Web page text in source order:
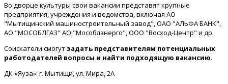
Во дворце культуры свои вакансии представят крупные
предприятия, учреждения и ведомства, включая АО
"Мытищинский машиностроительный завод", ОАО "АЛЬФА БАНК",
АО "МОСОБЛГАЗ" АО "Мособлэнерго", ООО "Восход-Центр" и др.
Соискатели смогутзадать представителям потенциальных
работодателей вопросы и найти подходящую вакансию.
ДК «Яуза»: г. Мытищи, ул. Мира, 2А